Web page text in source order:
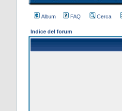
Album FAQ Cerca
Indice del forum